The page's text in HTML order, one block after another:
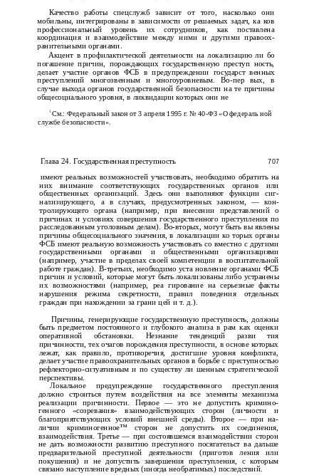
Качество работы спецслужб зависит от того, насколько они
мобильны, интегрированы в зависимости от решаемых задач, ка­ ков
профессиональный уровень их сотрудников, как поставлена
координация и взаимодействие между ними и другими правоох­
ранительными органами.
Акцент в профилактической деятельности на локализацию ли­ бо
погашение причин, порождающих государственную преступ­ ность,
делает участие органов ФСБ в предупреждении государст­ венных
преступлений многозвенным и многоуровневым. Во-пер­ вых, в
случае выхода органов государственной безопасности на те причины
общесоциального уровня, в ликвидации которых они не
1 См.: Федеральный закон от 3 апреля 1995 г. № 40-ФЗ «О федераль­ ной
службе безопасности».
Глава 24. Государственная преступность 707
имеют реальных возможностей участвовать, необходимо обратить на
них внимание соответствующих государственных органов или
общественных организаций. Здесь они выполняют функции сиг­
нализирующего, а в случаях, предусмотренных законом, — кон­
тролирующего органа (например, при внесении представлений о
причинах и условиях совершения государственного преступления по
расследованным уголовным делам). Во-вторых, могут быть вы­ явлены
причины общесоциального значения, в локализации ко­ торых органы
ФСБ имеют реальную возможность участвовать со­ вместно с другими
государственными органами и общественными организациями
(например, участие в пределах своей компетенции в воспитательной
работе граждан). В-третьих, необходимо уста­ новление органами ФСБ
причин и условий, которые могут быть локализованы либо устранены
их возможностями (например, реа­ гирование на серьезные факты
нарушения режима секретности, правил поведения отдельных
граждан при нахождении за грани­ цей и т. д.).
Причины, генерирующие государственную преступность, должны
быть предметом постоянного и глубокого анализа в рам­ ках оценки
оперативной обстановки. Незнание тенденций разви­ тия
причинности, тех очагов порождения преступности, в основе которых
лежат, как правило, противоречия, достигшие уровня конфликта,
делает участие правоохранительных органов в борьбе с преступностью
рефлекторно-ситуативным и по существу ли­ шенным стратегической
перспективы.
Локальное предупреждение государственного преступления
должно строиться путем воздействия на все элементы механизма
реализации причинности. Первое — это не допустить кримино­
генного «созревания» взаимодействующих сторон (личности и
благоприятствующих условий внешней среды). Второе — при на­
личии криминогенное™ сторон не допустить их соединения,
взаимодействия. Третье — при состоявшемся взаимодействии сторон
не дать возможности развитию преступного посягательст­ ва дальше
предварительной преступной деятельности (приготов­ ления или
покушения) и не допустить завершения преступления, с которым
связано наступление вредных (иногда необратимых) последствий.